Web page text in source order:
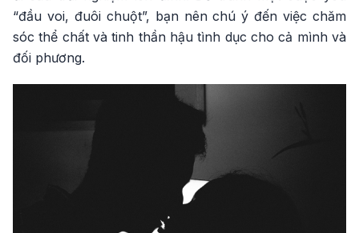
“đầu voi, đuôi chuột”, bạn nên chú ý đến việc chăm
sóc thể chất và tinh thần hậu tình dục cho cả mình và
đối phương.